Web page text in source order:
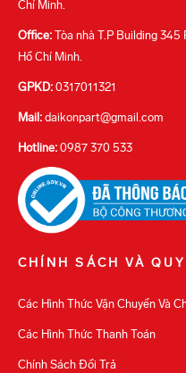
Chí Minh.
Office: Tòa nhà T.P Building 345
Hồ Chí Minh.
GPKD: 0317011321
Mail: daikonpart@gmail.com
Hotline: 0987 370 533
CHÍNH SÁCH VÀ
Các Hình Thức Vận Chuyển Và
Các Hình Thức Thanh Toán
Chính Sách Đổi Trả